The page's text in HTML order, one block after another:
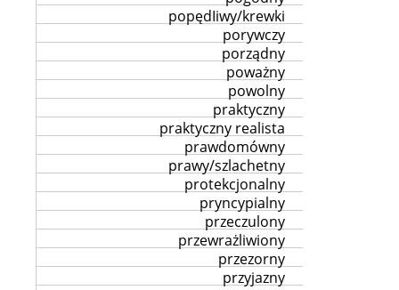
popędIiwy/krewki
porywczy
porządny
poważny
powolny
praktyczny
praktyczny realista
prawdomówny
prawy/szlachetny
protekcjonalny
pryncypialny
przeczulony
przewrażliwiony
przezorny
przyjazny